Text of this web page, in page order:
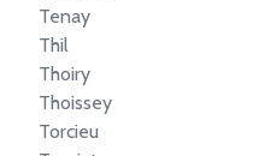
Tenay
Thil
Thoiry
Thoissey
Torcieu